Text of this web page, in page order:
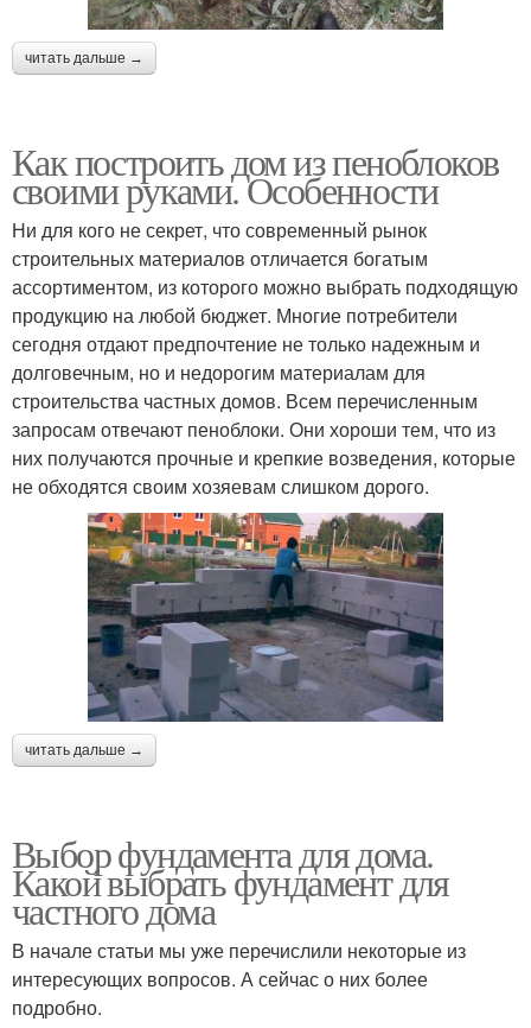
читать дальше →
Как построить дом из пеноблоков
своими руками. Особенности
Ни для кого не секрет, что современный рынок
строительных материалов отличается богатым
ассортиментом, из которого можно выбрать подходящую
продукцию на любой бюджет. Многие потребители
сегодня отдают предпочтение не только надежным и
долговечным, но и недорогим материалам для
строительства частных домов. Всем перечисленным
запросам отвечают пеноблоки. Они хороши тем, что из
них получаются прочные и крепкие возведения, которые
не обходятся своим хозяевам слишком дорого.
читать дальше →
Выбор фундамента для дома.
Какой выбрать фундамент для
частного дома
В начале статьи мы уже перечислили некоторые из
интересующих вопросов. А сейчас о них более
подробно.